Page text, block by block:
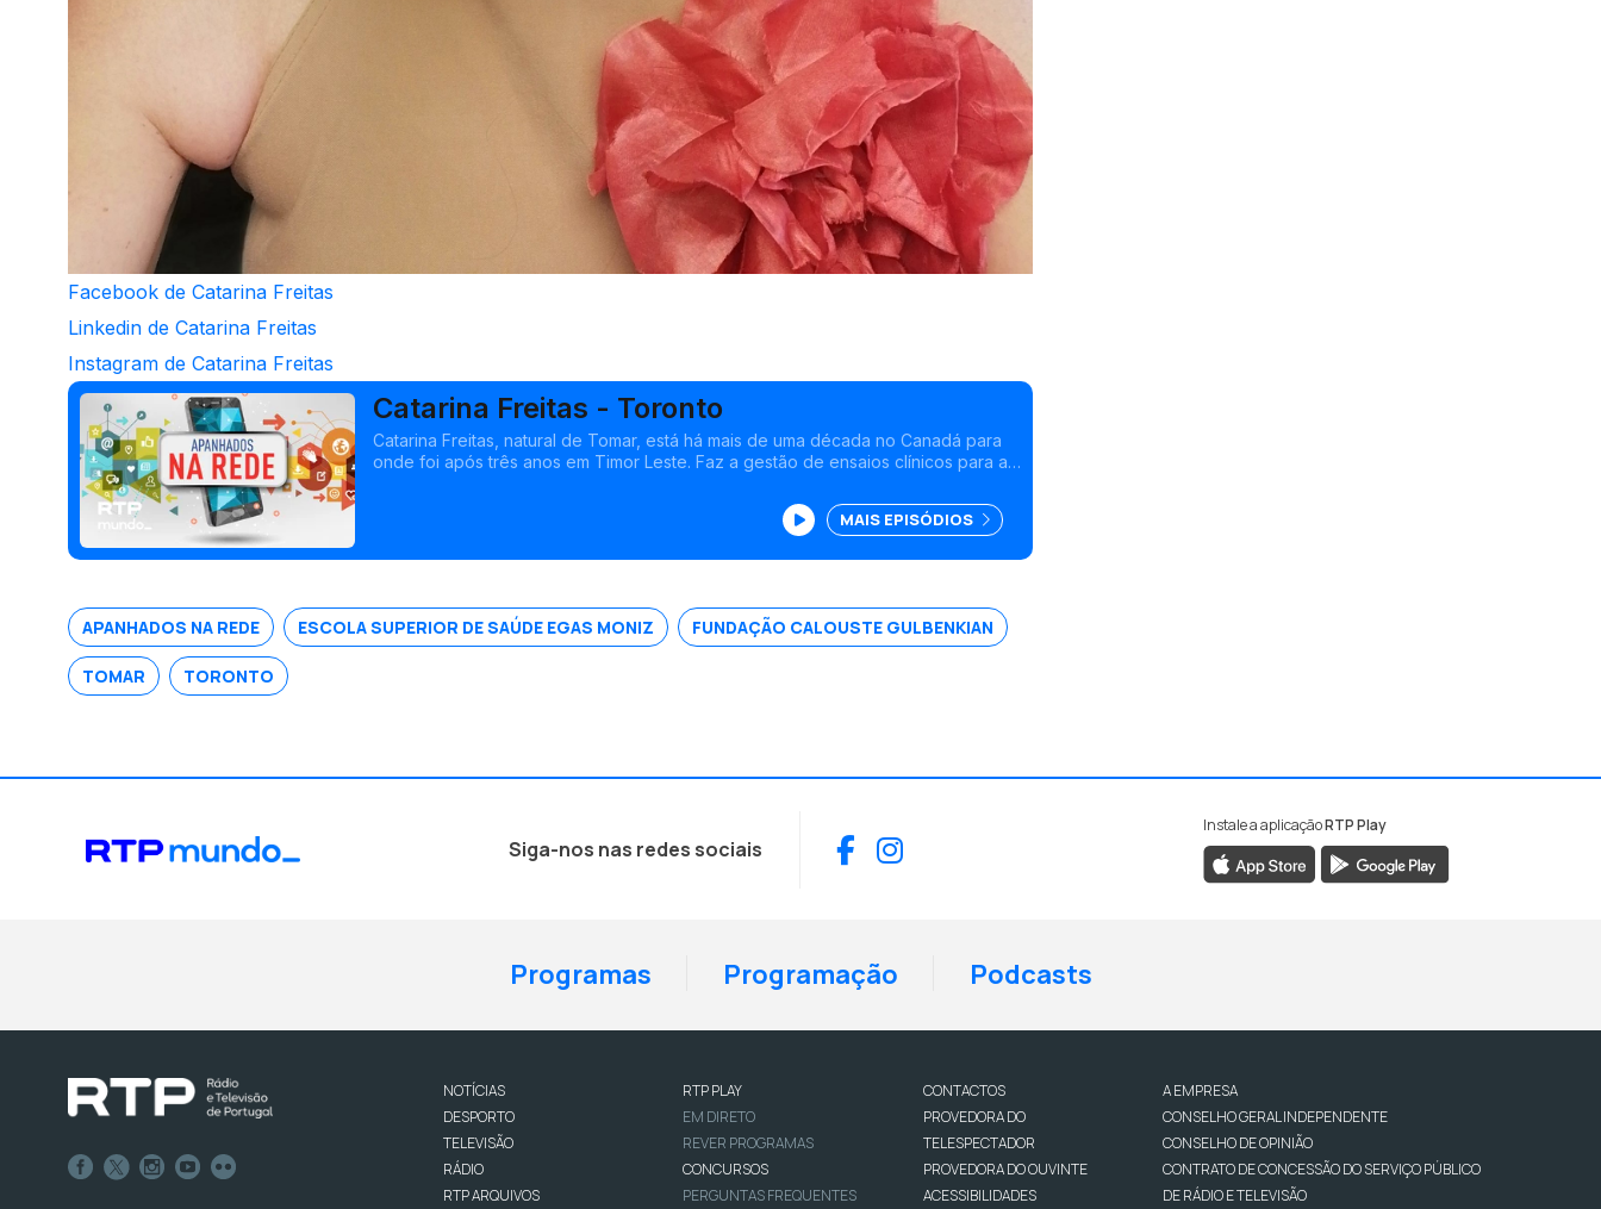
Facebook de Catarina Freitas
Linkedin de Catarina Freitas
Instagram de Catarina Freitas
Catarina Freitas - Toronto
Catarina Freitas, natural de Tomar, está há mais de uma década no Canadá para
onde foi após três anos em Timor Leste. Faz a gestão de ensaios clínicos para a
MAIS EPISÓDIOS
APANHADOS NA REDE ESCOLA SUPERIOR DE SAÚDE EGAS MONIZ FUNDAÇÃO CALOUSTE GULBENKIAN
TOMAR TORONTO
Siga-nos nas redes sociais Facebook
Instagram
Instale a aplicaçãoRTP Play
Programas Programação Podcasts
NOTÍCIAS
DESPORTO
TELEVISÃO
RÁDIO
RTP ARQUIVOS
RTP PLAY
EM DIRETO
REVER PROGRAMAS
CONCURSOS
PERGUNTAS FREQUENTES
CONTACTOS
PROVEDORA DO
TELESPECTADOR
PROVEDORA DO OUVINTE
ACESSIBILIDADES
A EMPRESA
CONSELHO GERAL INDEPENDENTE
CONSELHO DE OPINIÃO
CONTRATO DE CONCESSÃO DO SERVIÇO PÚBLICO
DE RÁDIO E TELEVISÃO